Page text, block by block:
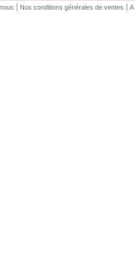
Nos conditions générales de ventes A